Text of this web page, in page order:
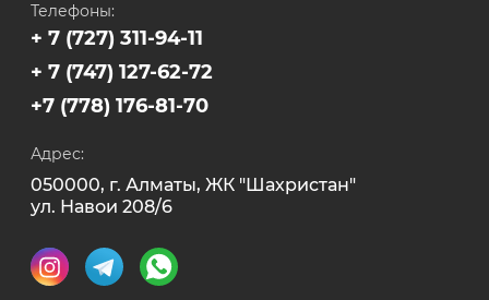
Телефоны:
+ 7 (727) 311-94-11
+ 7 (747) 127-62-72
+7 (778) 176-81-70
Адрес:
050000, г. Алматы, ЖК "Шахристан"
ул. Навои 208/6